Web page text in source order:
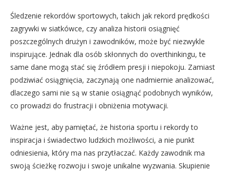
Śledzenie rekordów sportowych, takich jak rekord prędkości
zagrywki w siatkówce, czy analiza historii osiągnięć
poszczególnych drużyn i zawodników, może być niezwykle
inspirujące. Jednak dla osób skłonnych do overthinkingu, te
same dane mogą stać się źródłem presji i niepokoju. Zamiast
podziwiać osiągnięcia, zaczynają one nadmiernie analizować,
dlaczego sami nie są w stanie osiągnąć podobnych wyników,
co prowadzi do frustracji i obniżenia motywacji.
Ważne jest, aby pamiętać, że historia sportu i rekordy to
inspiracja i świadectwo ludzkich możliwości, a nie punkt
odniesienia, który ma nas przytłaczać. Każdy zawodnik ma
swoją ścieżkę rozwoju i swoje unikalne wyzwania. Skupienie